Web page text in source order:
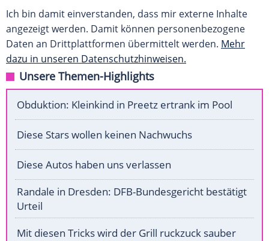
Ich bin damit einverstanden, dass mir externe Inhalte
angezeigt werden. Damit können personenbezogene
Daten an Drittplattformen übermittelt werden. Mehr
dazu in unseren Datenschutzhinweisen.
Unsere Themen-Highlights
Obduktion: Kleinkind in Preetz ertrank im Pool
Diese Stars wollen keinen Nachwuchs
Diese Autos haben uns verlassen
Randale in Dresden: DFB-Bundesgericht bestätigt
Urteil
Mit diesen Tricks wird der Grill ruckzuck sauber